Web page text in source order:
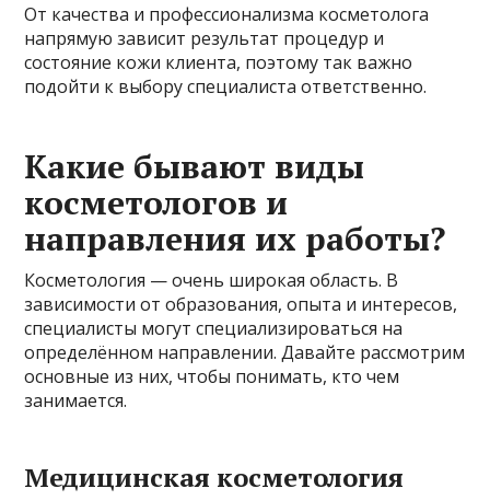
От качества и профессионализма косметолога
напрямую зависит результат процедур и
состояние кожи клиента, поэтому так важно
подойти к выбору специалиста ответственно.
Какие бывают виды
косметологов и
направления их работы?
Косметология — очень широкая область. В
зависимости от образования, опыта и интересов,
специалисты могут специализироваться на
определённом направлении. Давайте рассмотрим
основные из них, чтобы понимать, кто чем
занимается.
Медицинская косметология